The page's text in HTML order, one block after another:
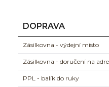
DOPRAVA
Zásilkovna - výdejní místo
Zásilkovna - doručení na
PPL - balík do ruky